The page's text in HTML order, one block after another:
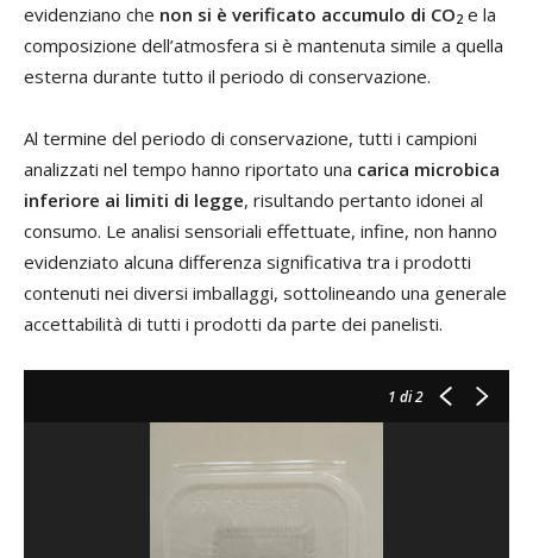
evidenziano che non si è verificato accumulo di CO2 e la
composizione dell’atmosfera si è mantenuta simile a quella
esterna durante tutto il periodo di conservazione.
Al termine del periodo di conservazione, tutti i campioni
analizzati nel tempo hanno riportato una carica microbica
inferiore ai limiti di legge, risultando pertanto idonei al
consumo. Le analisi sensoriali effettuate, infine, non hanno
evidenziato alcuna differenza significativa tra i prodotti
contenuti nei diversi imballaggi, sottolineando una generale
accettabilità di tutti i prodotti da parte dei panelisti.
1 di 2